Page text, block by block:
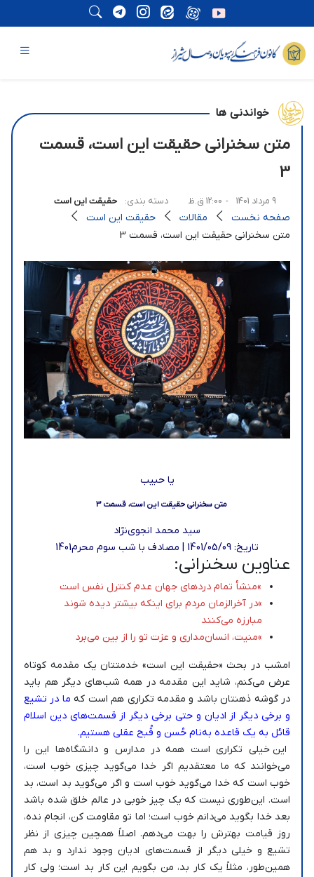
خواندنی ها
متن سخنرانی حقیقت این است، قسمت
3
9 مرداد 1401 - 12:00 ق.ظ دسته بندی: حقیقت این است
صفحه نخست مقالات
حقیقت این است
متن سخنرانی حقیقت این است، قسمت 3
یا حبیب
متن سخنرانی حقیقت این است، قسمت 3
سید محمد انجوی‌نژاد
تاریخ: 1401/05/09 | مصادف با شب سوم محرم‌1401
عناوین سخنرانی:
»منشأ تمام دردهای جهان عدم کنترل نفس است
»در آخرالزمان مردم برای اینکه بیشتر دیده شوند
مبارزه می‌کنند
»منیت، انسان‌مداری و عزت تو را از بین می‌برد
امشب در بحث «حقیقت این است» خدمتتان یک مقدمه کوتاه
عرض می‌کنم، شاید این مقدمه در همه شب‌های دیگر هم باید
در گوشه ذهنتان باشد و مقدمه تکراری هم است که ما در تشیع
و برخی دیگر از ادیان و حتی برخی دیگر از قسمت‌های دین اسلام
قائل به یک قاعده به‌‌نام حُسن و قُبح عقلی هستیم.
این خیلی تکراری است همه در مدارس و دانشگاه‌ها این را
می‌خوانند که ما معتقدیم اگر خدا می‌گوید چیزی خوب است،
خوب است که خدا می‌گوید خوب است و اگر می‌گوید بد است، بد
است. این‌طوری نیست که یک چیز خوبی در عالم خلق شده باشد
بعد خدا بگوید می‌دانم خوب است؛ اما تو مقاومت کن، انجام نده،
روز قیامت بهترش را بهت می‌دهم. اصلاً همچین چیزی از نظر
تشیع و خیلی دیگر از قسمت‌های ادیان وجود ندارد و بد هم
همین‌طور، مثلاً یک کار بد، من بگویم این کار بد است؛ ولی کار